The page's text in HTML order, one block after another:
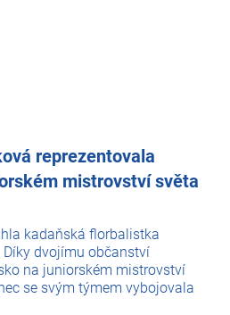
reprezentovala
mistrovství světa
kadaňská florbalistka
dvojímu občanství
na juniorském mistrovství
se svým týmem vybojovala